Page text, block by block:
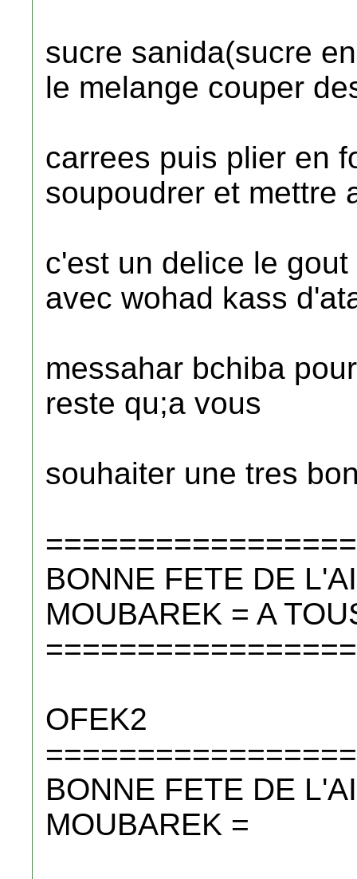
sucre sanida(sucre
le melange couper
carrees puis plier en
soupoudrer et mettre
c'est un delice le
avec wohad kass
messahar bchiba
reste qu;a vous
souhaiter une tres
BONNE FETE DE
MOUBAREK = A
OFEK2
BONNE FETE DE
MOUBAREK =